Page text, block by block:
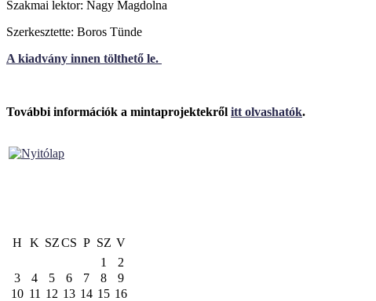
Szakmai lektor: Nagy Magdolna
Szerkesztette: Boros Tünde
A kiadvány innen tölthető le.
További információk a mintaprojektekről itt olvashatók.
H K SZCS P SZ V
1
2
3
4 5 6 7 8
9
10 11 12 13 14 15 16